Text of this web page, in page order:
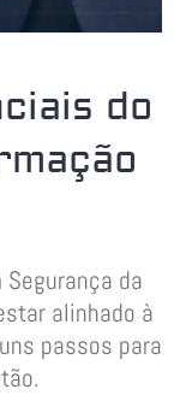
do
da
alinhado à
passos para